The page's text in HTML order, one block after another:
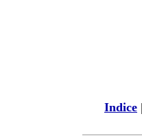
Indice |